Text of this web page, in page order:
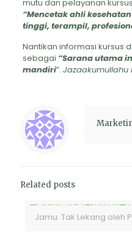
mutu dan pelayanan
“Mencetak ahli
tinggi, terampil,
Nantikan informasi kursus
sebagai “Sarana utama
mandiri”. Jazaakumullahu
Related posts
Jamu: Tak Lekang oleh